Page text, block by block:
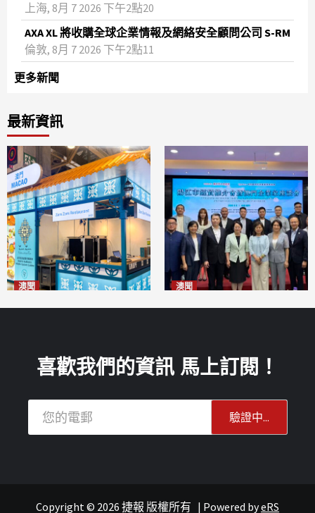
上海, 8月 7 2026 下午2點20
AXA XL 將收購全球企業情報及網絡安全顧問公司 S-RM
倫敦, 8月 7 2026 下午2點11
更多新聞
最新資訊
澳聞 澳聞
喜歡我們的資訊 馬上訂閱！
Copyright © 2026 捷報 版權所有 | Powered byeRS